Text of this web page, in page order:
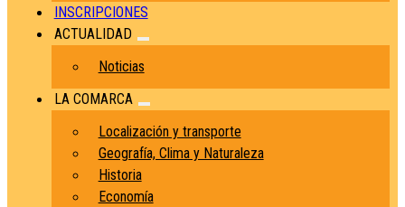
INSCRIPCIONES
ACTUALIDAD
Noticias
LA COMARCA
Localización y transporte
Geografía, Clima y Naturaleza
Historia
Economía